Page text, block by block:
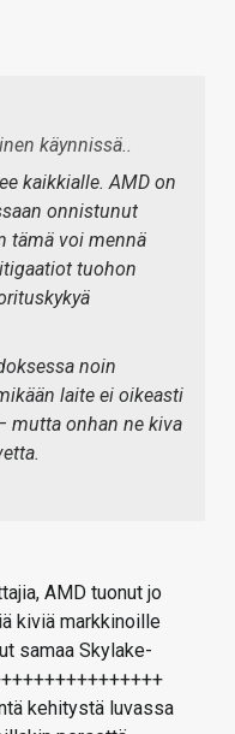
käynnissä..
kaikkialle. AMD on
onnistunut
tämä voi mennä
tuohon
noin
laite ei oikeasti
mutta onhan ne kiva
AMD tuonut jo
kiviä markkinoille
samaa Skylake-
kehitystä luvassa